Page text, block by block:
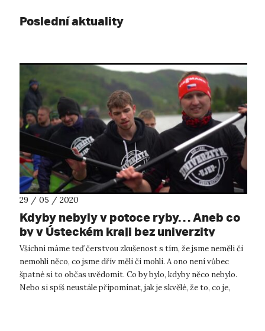
Poslední aktuality
29 / 05 / 2020
Kdyby nebyly v potoce ryby… Aneb co
by v Ústeckém kraji bez univerzity
chybělo.
Všichni máme teď čerstvou zkušenost s tím, že jsme neměli či
nemohli něco, co jsme dřív měli či mohli. A ono není vůbec
špatné si to občas uvědomit. Co by bylo, kdyby něco nebylo.
Nebo si spíš neustále připomínat, jak je skvělé, že to, co je,